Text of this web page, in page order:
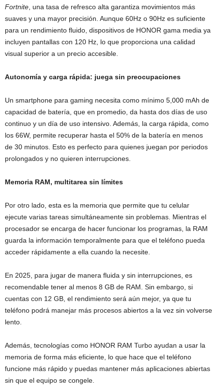
Fortnite, una tasa de refresco alta garantiza movimientos más
suaves y una mayor precisión. Aunque 60Hz o 90Hz es suficiente
para un rendimiento fluido, dispositivos de HONOR gama media ya
incluyen pantallas con 120 Hz, lo que proporciona una calidad
visual superior a un precio accesible.
Autonomía y carga rápida: juega sin preocupaciones
Un smartphone para gaming necesita como mínimo 5,000 mAh de
capacidad de batería, que en promedio, da hasta dos días de uso
continuo y un día de uso intensivo. Además, la carga rápida, como
los 66W, permite recuperar hasta el 50% de la batería en menos
de 30 minutos. Esto es perfecto para quienes juegan por periodos
prolongados y no quieren interrupciones.
Memoria RAM, multitarea sin límites
Por otro lado, esta es la memoria que permite que tu celular
ejecute varias tareas simultáneamente sin problemas. Mientras el
procesador se encarga de hacer funcionar los programas, la RAM
guarda la información temporalmente para que el teléfono pueda
acceder rápidamente a ella cuando la necesite.
En 2025, para jugar de manera fluida y sin interrupciones, es
recomendable tener al menos 8 GB de RAM. Sin embargo, si
cuentas con 12 GB, el rendimiento será aún mejor, ya que tu
teléfono podrá manejar más procesos abiertos a la vez sin volverse
lento.
Además, tecnologías como HONOR RAM Turbo ayudan a usar la
memoria de forma más eficiente, lo que hace que el teléfono
funcione más rápido y puedas mantener más aplicaciones abiertas
sin que el equipo se congele.